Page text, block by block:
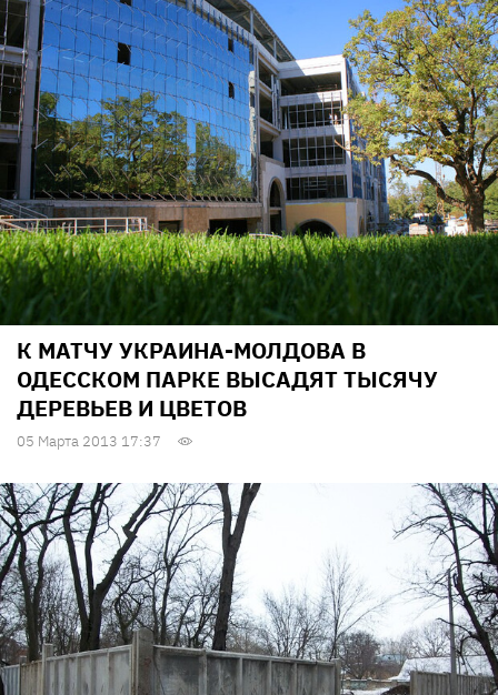
К МАТЧУ УКРАИНА-МОЛДОВА В
ОДЕССКОМ ПАРКЕ ВЫСАДЯТ ТЫСЯЧУ
ДЕРЕВЬЕВ И ЦВЕТОВ
05 Марта 2013 17:37